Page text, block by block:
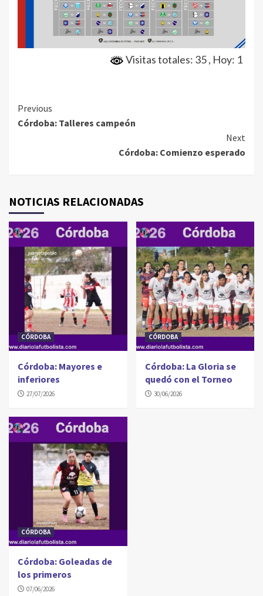
Visitas totales: 35, Hoy: 1
Continue
Reading
Previous
Córdoba: Talleres campeón
Next
Córdoba: Comienzo esperado
NOTICIAS RELACIONADAS
CÓRDOBA
Córdoba: Mayores e
inferiores
27/07/2026
CÓRDOBA
Córdoba: La Gloria se
quedó con el Torneo
30/06/2026
CÓRDOBA
Córdoba: Goleadas de
los primeros
07/06/2026